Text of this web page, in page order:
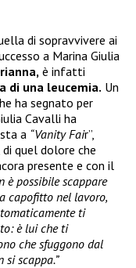
di sopravvivere ai
a Marina Giulia
è infatti
di una leucemia. Un
ha segnato per
Cavalli ha
a “Vanity Fair”,
quel dolore che
presente e con il
è possibile scappare
capofitto nel lavoro,
ti
è lui che ti
che sfuggono dal
si scappa.”